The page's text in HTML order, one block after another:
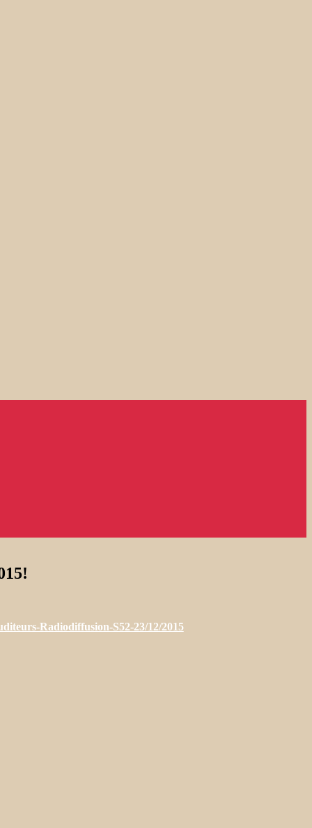
Radiodiffusion-S52-23/12/2015